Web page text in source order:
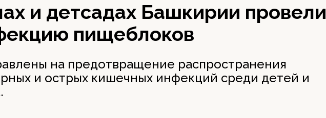
и детсадах Башкирии провели
пищеблоков
на предотвращение распространения
и острых кишечных инфекций среди детей и